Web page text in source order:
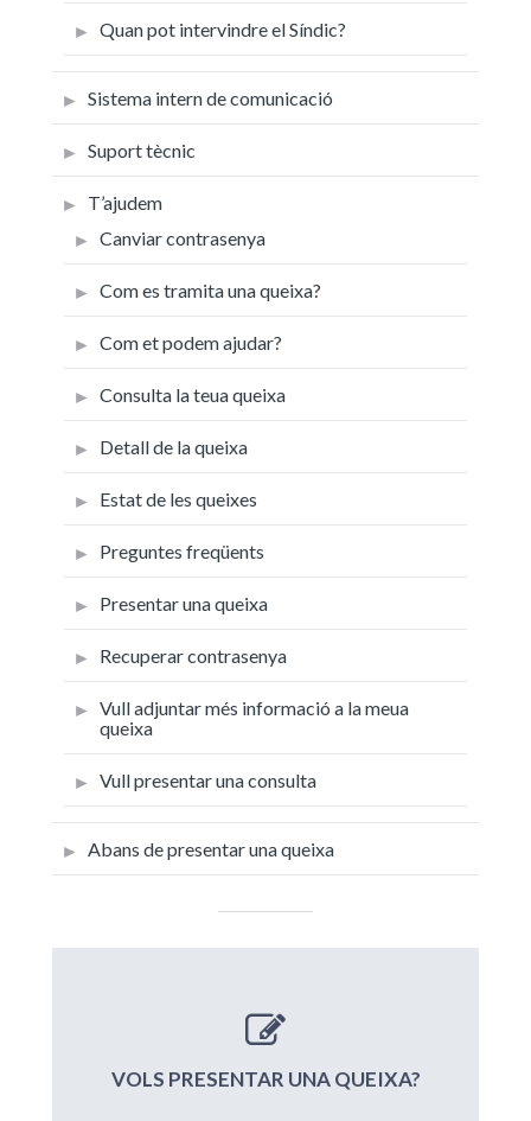
Quan pot intervindre el Síndic?
Sistema intern de comunicació
Suport tècnic
T’ajudem
Canviar contrasenya
Com es tramita una queixa?
Com et podem ajudar?
Consulta la teua queixa
Detall de la queixa
Estat de les queixes
Preguntes freqüents
Presentar una queixa
Recuperar contrasenya
Vull adjuntar més informació a la meua
queixa
Vull presentar una consulta
Abans de presentar una queixa
VOLS PRESENTAR UNA QUEIXA?